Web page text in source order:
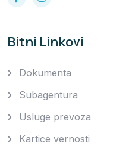
Bitni Linkovi
Dokumenta
Subagentura
Usluge prevoza
Kartice vernosti